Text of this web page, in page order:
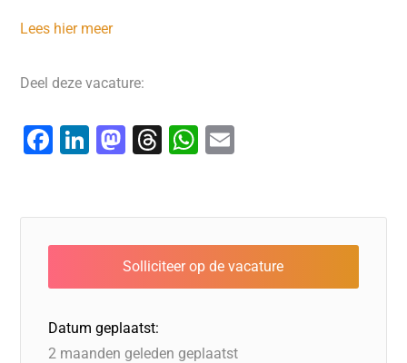
Lees hier meer
Deel deze vacature:
F
e
b
o
o
k
Li
e
dI
n
M
o
d
o
n
T
a
d
s
W
s
A
p
l
Datum geplaatst:
2 maanden geleden geplaatst